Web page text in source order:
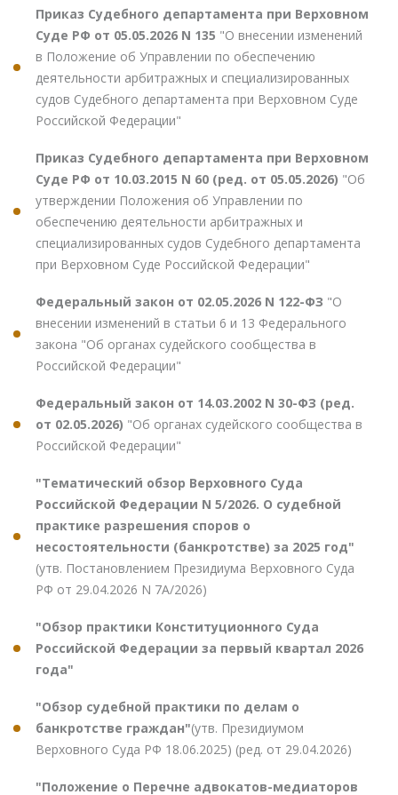
Приказ Судебного департамента при Верховном
Суде РФ от 05.05.2026 N 135 "О внесении изменений
в Положение об Управлении по обеспечению
деятельности арбитражных и специализированных
судов Судебного департамента при Верховном Суде
Российской Федерации"
Приказ Судебного департамента при Верховном
Суде РФ от 10.03.2015 N 60 (ред. от 05.05.2026) "Об
утверждении Положения об Управлении по
обеспечению деятельности арбитражных и
специализированных судов Судебного департамента
при Верховном Суде Российской Федерации"
Федеральный закон от 02.05.2026 N 122-ФЗ "О
внесении изменений в статьи 6 и 13 Федерального
закона "Об органах судейского сообщества в
Российской Федерации"
Федеральный закон от 14.03.2002 N 30-ФЗ (ред.
от 02.05.2026) "Об органах судейского сообщества в
Российской Федерации"
"Тематический обзор Верховного Суда
Российской Федерации N 5/2026. О судебной
практике разрешения споров о
несостоятельности (банкротстве) за 2025 год"
(утв. Постановлением Президиума Верховного Суда
РФ от 29.04.2026 N 7А/2026)
"Обзор практики Конституционного Суда
Российской Федерации за первый квартал 2026
года"
"Обзор судебной практики по делам о
банкротстве граждан"(утв. Президиумом
Верховного Суда РФ 18.06.2025) (ред. от 29.04.2026)
"Положение о Перечне адвокатов-медиаторов